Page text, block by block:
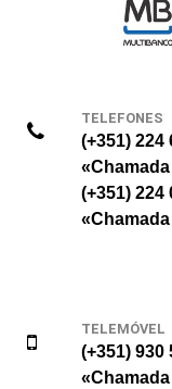
TELEFONES
(+351) 224
(+351) 224
TELEMÓVEL
(+351) 930